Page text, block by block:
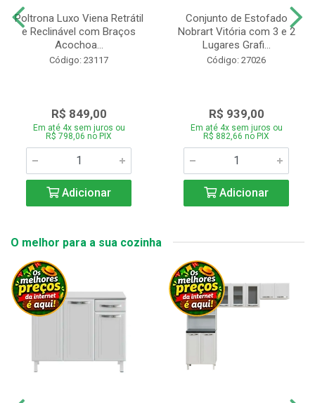
Poltrona Luxo Viena Retrátil
e Reclinável com Braços
Acochoa...
Código: 23117
R$ 849,00
Em até 4x sem juros ou
R$ 798,06 no PIX
Adicionar
Conjunto de Estofado
Nobrart Vitória com 3 e 2
Lugares Grafi...
Código: 27026
R$ 939,00
Em até 4x sem juros ou
R$ 882,66 no PIX
Adicionar
O melhor para a sua cozinha